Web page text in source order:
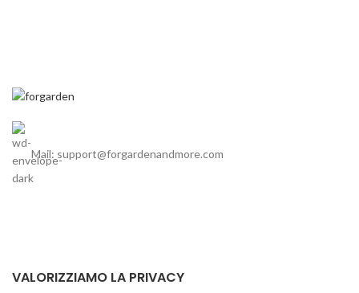
Mail: support@forgardenandmore.com
VALORIZZIAMO LA PRIVACY